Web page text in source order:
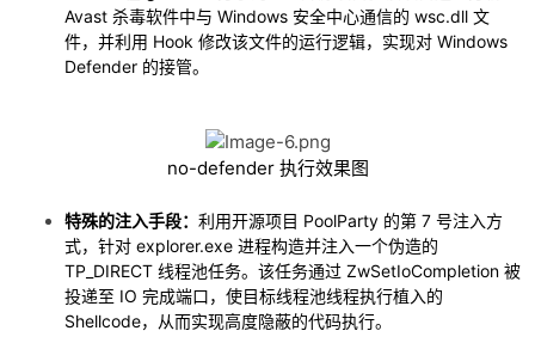
Avast 杀毒软件中与 Windows 安全中心通信的 wsc.dll 文
件，并利用 Hook 修改该文件的运行逻辑，实现对 Windows
Defender 的接管。
no-defender 执行效果图
特殊的注入手段： 利用开源项目 PoolParty 的第 7 号注入方
式，针对 explorer.exe 进程构造并注入一个伪造的
TP_DIRECT 线程池任务。该任务通过 ZwSetIoCompletion 被
投递至 IO 完成端口，使目标线程池线程执行植入的
Shellcode，从而实现高度隐蔽的代码执行。